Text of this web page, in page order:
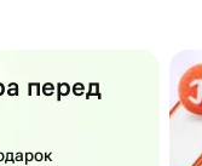
перед